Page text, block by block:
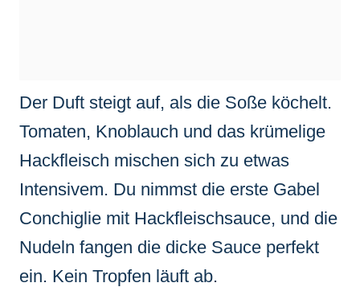
Der Duft steigt auf, als die Soße köchelt.
Tomaten, Knoblauch und das krümelige
Hackfleisch mischen sich zu etwas
Intensivem. Du nimmst die erste Gabel
Conchiglie mit Hackfleischsauce, und die
Nudeln fangen die dicke Sauce perfekt
ein. Kein Tropfen läuft ab.